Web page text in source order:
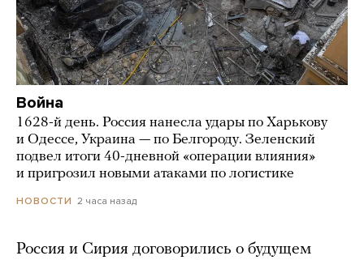
Война
1628-й день. Россия нанесла удары по Харькову
и Одессе, Украина — по Белгороду. Зеленский
подвел итоги 40-дневной «операции влияния»
и пригрозил новыми атаками по логистике
НОВОСТИ 2 часа назад
Россия и Сирия договорились о будущем